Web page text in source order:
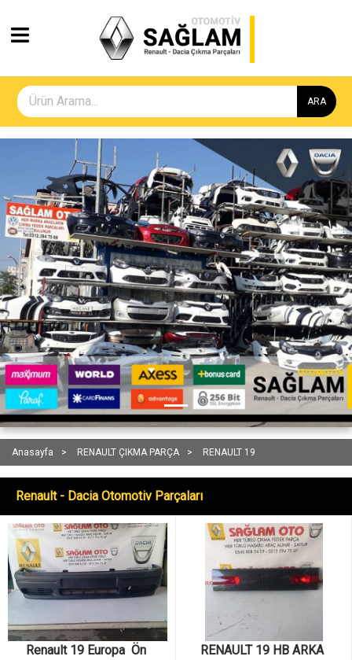
ARA
Geri İleri
Anasayfa RENAULT ÇIKMA PARÇA RENAULT 19
Renault - Dacia Otomotiv Parçaları
Renault 19 Europa  Ön
RENAULT 19 HB ARKA